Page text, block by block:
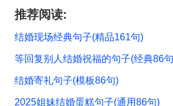
推荐阅读:
结婚现场经典句子(精品161句)
等回复别人结婚祝福的句子(经典86
结婚寄礼句子(模板86句)
2025姐妹结婚蛋糕句子(通用86句)